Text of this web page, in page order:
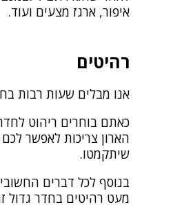
איפור, ארגז מצעים ועוד.
רהיטים
אנו מבלים שעות רבות
כאתם בוחרים ריהוט
הארון צריכות לאפשר
שיתקמטו.
בנוסף לכל דברים
מעט רהיטים בחדר גדול